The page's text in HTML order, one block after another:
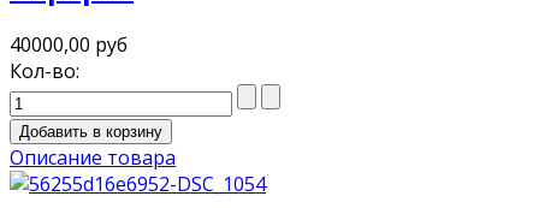
40000,00 руб
Кол-во:
Описание товара